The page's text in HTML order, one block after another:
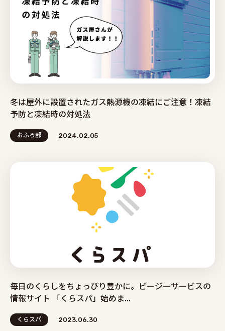
冬は屋外に設置されたガス熱源機の凍結にご注意！凍結
予防と凍結時の対処法
おふろ部 2024.02.05
毎日のくらしをちょっぴり豊かに。ビージーサービスの
情報サイト 「くらスパ」始めま...
くらスパ 2023.06.30